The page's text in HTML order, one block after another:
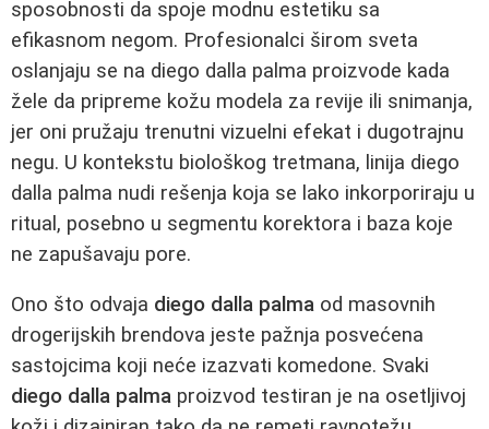
sposobnosti da spoje modnu estetiku sa
efikasnom negom. Profesionalci širom sveta
oslanjaju se na diego dalla palma proizvode kada
žele da pripreme kožu modela za revije ili snimanja,
jer oni pružaju trenutni vizuelni efekat i dugotrajnu
negu. U kontekstu biološkog tretmana, linija diego
dalla palma nudi rešenja koja se lako inkorporiraju u
ritual, posebno u segmentu korektora i baza koje
ne zapušavaju pore.
Ono što odvaja diego dalla palma od masovnih
drogerijskih brendova jeste pažnja posvećena
sastojcima koji neće izazvati komedone. Svaki
diego dalla palma proizvod testiran je na osetljivoj